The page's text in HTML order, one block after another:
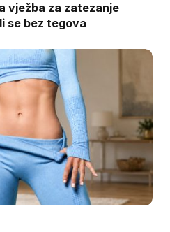
vježba za zatezanje
se bez tegova